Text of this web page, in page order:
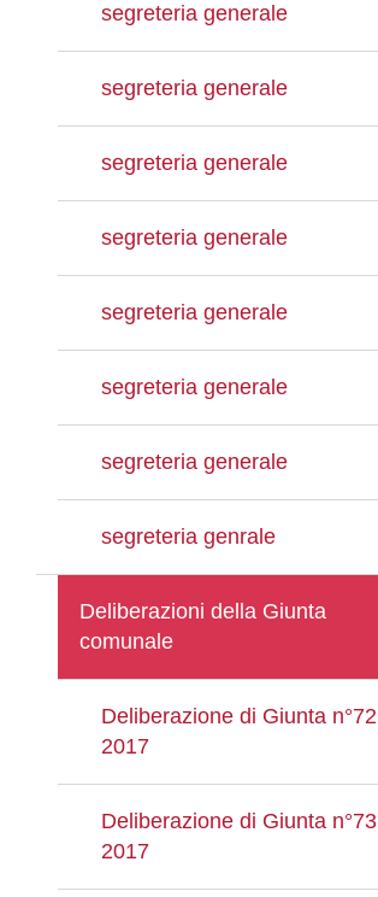
segreteria generale
segreteria generale
segreteria generale
segreteria generale
segreteria generale
segreteria generale
segreteria generale
segreteria genrale
Deliberazioni della Giunta
comunale
Deliberazione di Giunta n°72
2017
Deliberazione di Giunta n°73
2017